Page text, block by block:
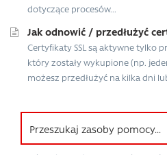
dotyczące procesów...
Jak odnowić / przedłużyć
Certyfikaty SSL są aktywne tylko
który zostały wykupione (np.
możesz przedłużyć na kilka dni